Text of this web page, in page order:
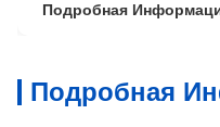
Подробная
Подробная